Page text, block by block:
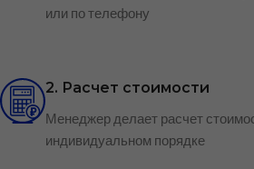
или по телефону
2. Расчет стоимости
Менеджер делает расчет
индивидуальном порядке